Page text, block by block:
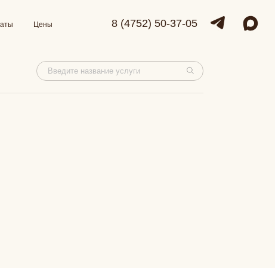
8 (4752) 50-37-05